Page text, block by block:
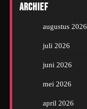
Archief
augustus 2026
juli 2026
juni 2026
mei 2026
april 2026